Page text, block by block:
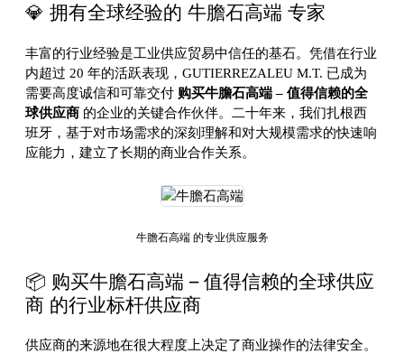
💎 拥有全球经验的 牛膽石高端 专家
丰富的行业经验是工业供应贸易中信任的基石。凭借在行业
内超过 20 年的活跃表现，GUTIERREZALEU M.T. 已成为
需要高度诚信和可靠交付 购买牛膽石高端 – 值得信赖的全
球供应商 的企业的关键合作伙伴。二十年来，我们扎根西
班牙，基于对市场需求的深刻理解和对大规模需求的快速响
应能力，建立了长期的商业合作关系。
牛膽石高端 的专业供应服务
📦 购买牛膽石高端 – 值得信赖的全球供应
商 的行业标杆供应商
供应商的来源地在很大程度上决定了商业操作的法律安全。